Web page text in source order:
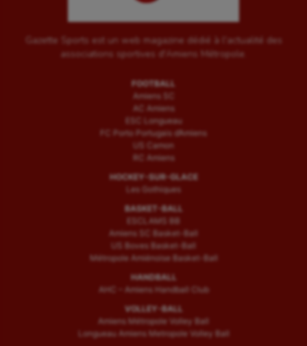
Gazette Sports est un web magazine dédié à l'actualité des
associations sportives d'Amiens Métropole.
FOOTBALL
Amiens SC
AC Amiens
ESC Longueau
FC Porto Portugais d’Amiens
US Camon
RC Amiens
HOCKEY-SUR-GLACE
Les Gothiques
BASKET-BALL
ESCLAMS BB
Amiens SC Basket-Ball
US Boves Basket-Ball
Métropole Amiénoise Basket-Ball
HANDBALL
AHC – Amiens Handball Club
VOLLEY-BALL
Amiens Métropole Volley Ball
Longueau Amiens Metropole Volley Ball